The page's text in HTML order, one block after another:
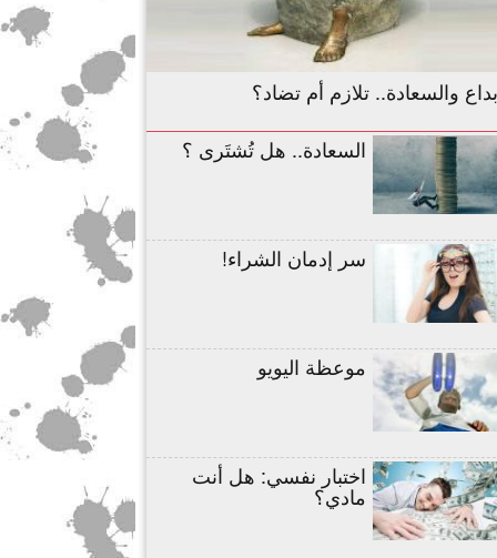
والسعادة.. تلازم أم تضاد؟
السعادة.. هل تُشتَرى ؟
سر إدمان الشراء!
موعظة اليويو
اختبار نفسي: هل أنت
مادي؟